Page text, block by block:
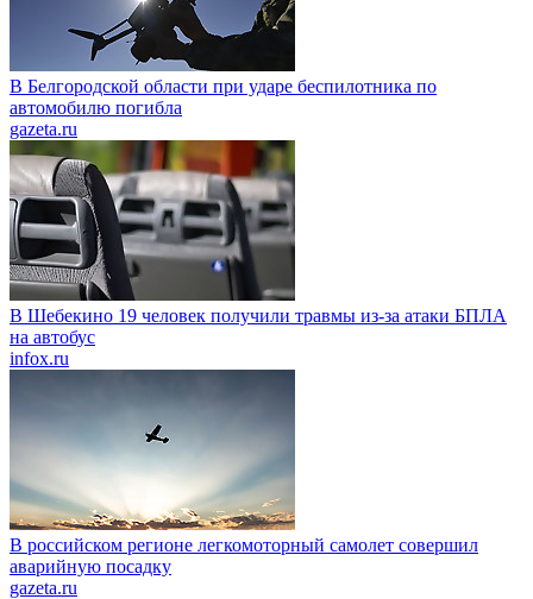
В Белгородской области при ударе беспилотника по
автомобилю погибла
gazeta.ru
В Шебекино 19 человек получили травмы из-за атаки БПЛА
на автобус
infox.ru
В российском регионе легкомоторный самолет совершил
аварийную посадку
gazeta.ru